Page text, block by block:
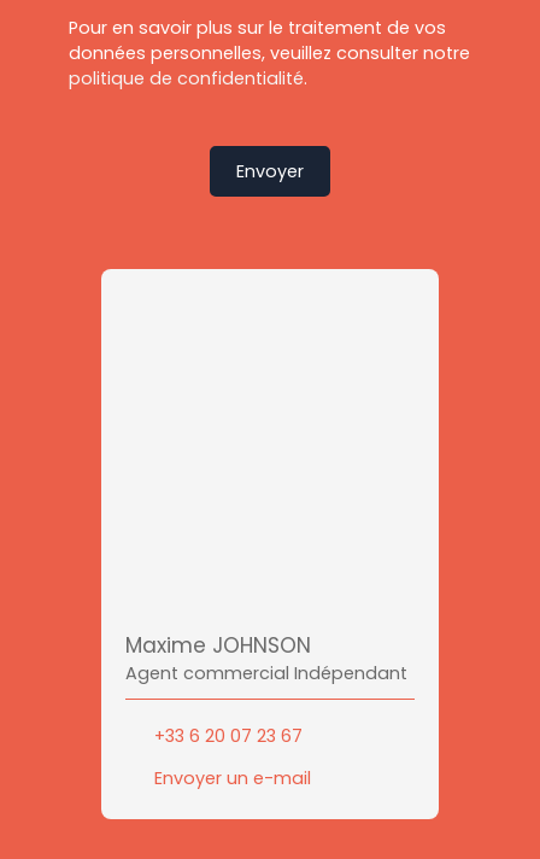
Pour en savoir plus sur le traitement de vos
données personnelles, veuillez consulter notre
politique de confidentialité.
Envoyer
Maxime JOHNSON
Agent commercial Indépendant
+33 6 20 07 23 67
Envoyer un e-mail